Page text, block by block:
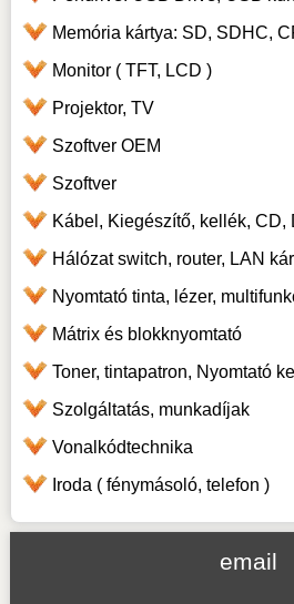
Memória kártya: SD, SDHC,
Monitor ( TFT, LCD )
Projektor, TV
Szoftver OEM
Szoftver
Kábel, Kiegészítő, kellék, CD,
Hálózat switch, router, LAN
Nyomtató tinta, lézer,
Mátrix és blokknyomtató
Toner, tintapatron, Nyomtató
Szolgáltatás, munkadíjak
Vonalkódtechnika
Iroda ( fénymásoló, telefon )
email